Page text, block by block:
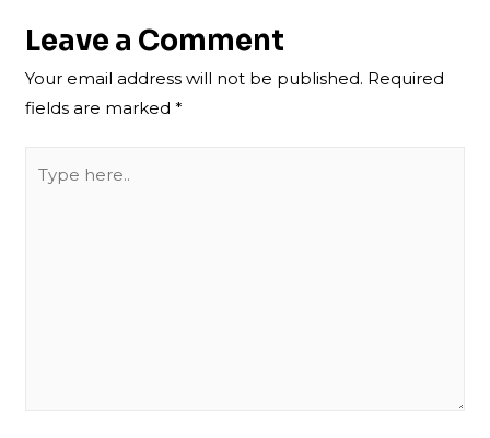
Leave a Comment
Your email address will not be published. Required
fields are marked*
here..